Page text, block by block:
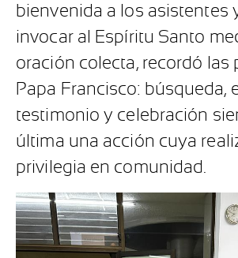
bienvenida a los asistentes
invocar al Espíritu Santo
oración colecta, recordó las
Papa Francisco: búsqueda,
testimonio y celebración
última una acción cuya
privilegia en comunidad.